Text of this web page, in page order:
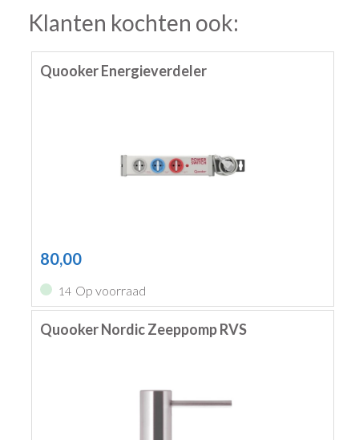
Klanten kochten ook:
Quooker Energieverdeler
80,00
14 Op voorraad
Quooker Nordic Zeeppomp RVS